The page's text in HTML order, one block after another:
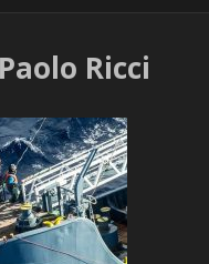
Ricci